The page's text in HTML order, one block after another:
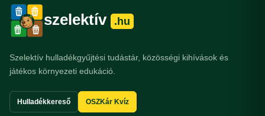
szelektív .hu
Szelektív hulladékgyűjtési tudástár, közösségi kihívások és
játékos környezeti edukáció.
Hulladékkereső OSZKár Kvíz